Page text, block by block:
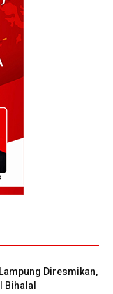
Diresmikan,
Bihalal